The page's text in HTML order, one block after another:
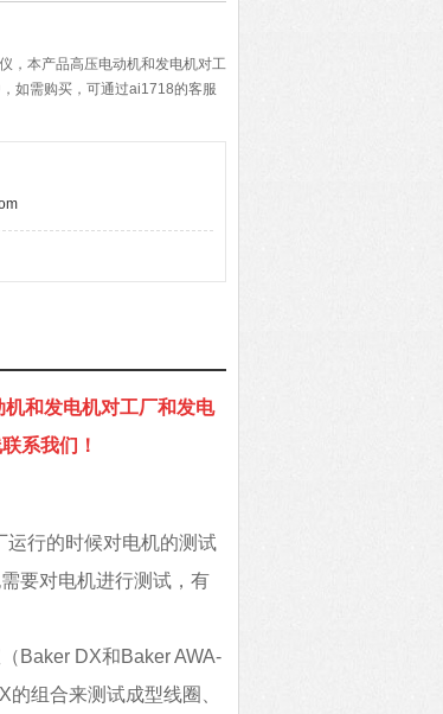
，本产品高压电动机和发电机对工
如需购买，可通过ai1718的客服
和发电机对工厂和发电
系我们！
运行的时候对电机的测试
要对电机进行测试，有
Baker DX和Baker AWA-
组合来测试成型线圈、